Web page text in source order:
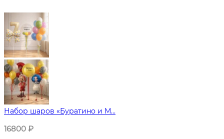
Набор шаров «Буратино и М...
16800 ₽